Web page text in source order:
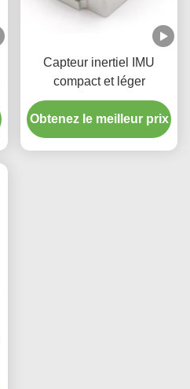
Capteur inertiel IMU
compact et léger
Obtenez le meilleur prix